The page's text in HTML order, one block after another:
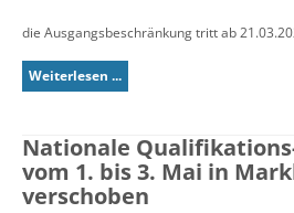
die Ausgangsbeschränkung tritt ab
Weiterlesen ...
Nationale
vom 1. bis 3. Mai in
verschoben